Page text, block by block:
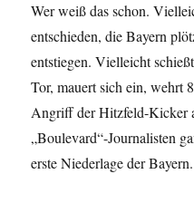
Wer weiß das schon.
entschieden, die Bayern
entstiegen. Vielleicht
Tor, mauert sich ein, wehrt
Angriff der Hitzfeld-Kicker
„Boulevard“-Journalisten
erste Niederlage der Bayern.